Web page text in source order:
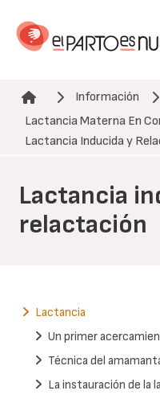
contenido
Ruta de navegación
Información
Lactancia Materna En
Lactancia Inducida y
Lactancia
relactación
Lactancia
Un primer
Técnica del
La instauración de la